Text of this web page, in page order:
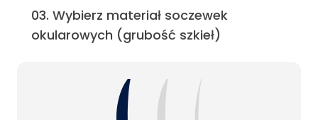
03. Wybierz materiał soczewek
okularowych (grubość szkieł)